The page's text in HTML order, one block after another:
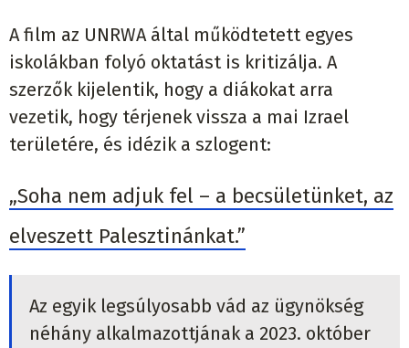
A film az UNRWA által működtetett egyes
iskolákban folyó oktatást is kritizálja. A
szerzők kijelentik, hogy a diákokat arra
vezetik, hogy térjenek vissza a mai Izrael
területére, és idézik a szlogent:
„Soha nem adjuk fel – a becsületünket, az
elveszett Palesztinánkat.”
Az egyik legsúlyosabb vád az ügynökség
néhány alkalmazottjának a 2023. október